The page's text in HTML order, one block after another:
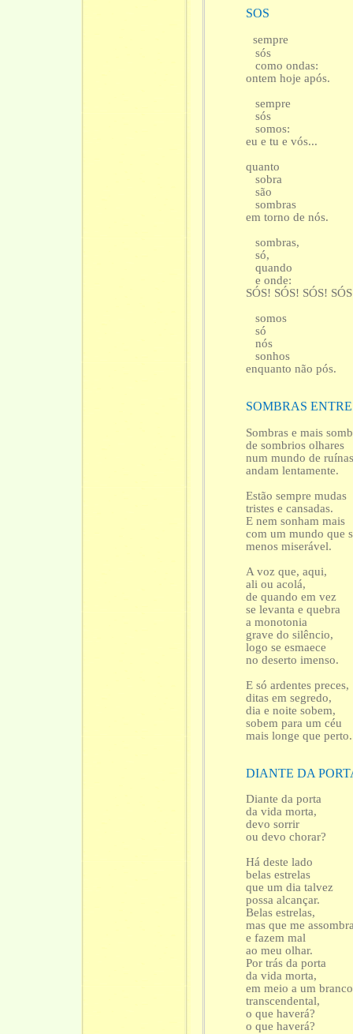
SOS
sempre
sós
como ondas:
ontem hoje após.
sempre
sós
somos:
eu e tu e vós...
quanto
sobra
são
sombras
em torno de nós.
sombras,
só,
quando
e onde:
SÓS! SÓS! SÓS!
somos
só
nós
sonhos
enquanto não pós.
SOMBRAS
Sombras e mais
de sombrios olhares
num mundo de
andam lentamente.
Estão sempre mudas
tristes e cansadas.
E nem sonham mais
com um mundo que
menos miserável.
A voz que, aqui,
ali ou acolá,
de quando em vez
se levanta e quebra
a monotonia
grave do silêncio,
logo se esmaece
no deserto imenso.
E só ardentes preces,
ditas em segredo,
dia e noite sobem,
sobem para um céu
mais longe que perto.
DIANTE DA
Diante da porta
da vida morta,
devo sorrir
ou devo chorar?
Há deste lado
belas estrelas
que um dia talvez
possa alcançar.
Belas estrelas,
mas que me
e fazem mal
ao meu olhar.
Por trás da porta
da vida morta,
em meio a um branco
transcendental,
o que haverá?
o que haverá?